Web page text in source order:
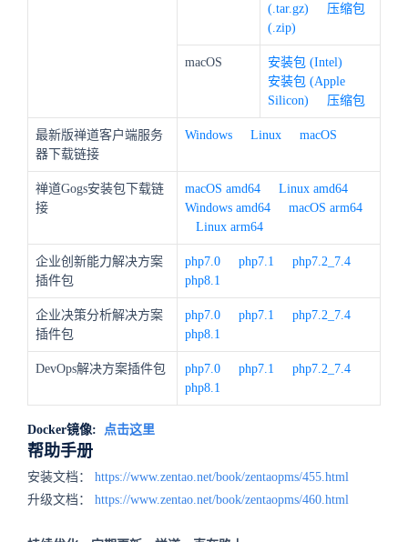
(.tar.gz)
压缩包
(.zip)
macOS
安装包 (Intel)
安装包 (Apple
Silicon)
压缩包
最新版禅道客户端服务
器下载链接
Windows Linux macOS
禅道Gogs安装包下载链
接
macOS amd64
Linux amd64
Windows amd64
macOS arm64
Linux arm64
企业创新能力解决方案
插件包
php7.0 php7.1
php7.2_7.4
php8.1
企业决策分析解决方案
插件包
php7.0 php7.1
php7.2_7.4
php8.1
DevOps解决方案插件包 php7.0 php7.1
php7.2_7.4
php8.1
Docker镜像: 点击这里
帮助手册
安装文档： https://www.zentao.net/book/zentaopms/455.html
升级文档： https://www.zentao.net/book/zentaopms/460.html